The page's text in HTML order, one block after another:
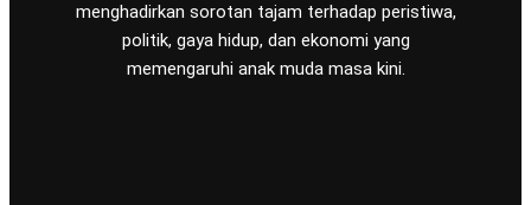
menghadirkan sorotan tajam terhadap peristiwa,
politik, gaya hidup, dan ekonomi yang
memengaruhi anak muda masa kini.